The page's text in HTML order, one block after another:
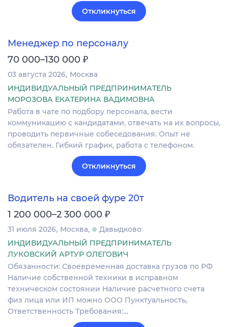
Откликнуться
Менеджер по персоналу
70 000–130 000 ₽
03 августа 2026 Москва
ИНДИВИДУАЛЬНЫЙ ПРЕДПРИНИМАТЕЛЬ
МОРОЗОВА ЕКАТЕРИНА ВАДИМОВНА
Работа в чате по подбору персонала, вести
коммуникацию с кандидатами, отвечать на их вопросы,
проводить первичные собеседования. Опыт не
обязателен. Гибкий график, работа с телефоном.
Откликнуться
Водитель на своей фуре 20т
1 200 000–2 300 000 ₽
31 июля 2026 Москва
Давыдково
ИНДИВИДУАЛЬНЫЙ ПРЕДПРИНИМАТЕЛЬ
ЛУКОВСКИЙ АРТУР ОЛЕГОВИЧ
Обязанности: Своевременная доставка грузов по РФ
Наличие собственной техники в исправном
техническом состоянии Наличие расчетного счета
физ лица или ИП можно ООО Пунктуальность,
Ответственность Требования:…